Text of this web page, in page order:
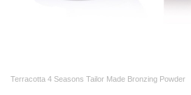
Terracotta 4 Seasons Tailor Made Bronzing Powder